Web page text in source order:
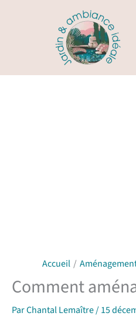
Accueil
Comment
ParChantal Lemaître/15